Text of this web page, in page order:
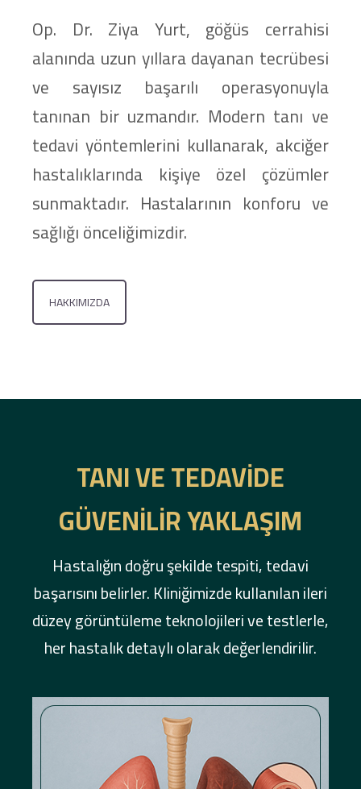
Op. Dr. Ziya Yurt, göğüs cerrahisi
alanında uzun yıllara dayanan tecrübesi
ve sayısız başarılı operasyonuyla
tanınan bir uzmandır. Modern tanı ve
tedavi yöntemlerini kullanarak, akciğer
hastalıklarında kişiye özel çözümler
sunmaktadır. Hastalarının konforu ve
sağlığı önceliğimizdir.
HAKKIMIZDA
TANI VE TEDAVIDE
GÜVENILIR YAKLAŞIM
Hastalığın doğru şekilde tespiti, tedavi
başarısını belirler. Kliniğimizde kullanılan ileri
düzey görüntüleme teknolojileri ve testlerle,
her hastalık detaylı olarak değerlendirilir.